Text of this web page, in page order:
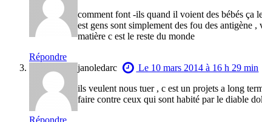
comment font -ils quand il voient des bébés
est gens sont simplement des fou des antigène
matière c est le reste du monde
Répondre
janoledarc
Le 10 mars 2014 à 16 h 29 min
ils veulent nous tuer , c est un projets a long
faire contre ceux qui sont habité par le diable
Répondre